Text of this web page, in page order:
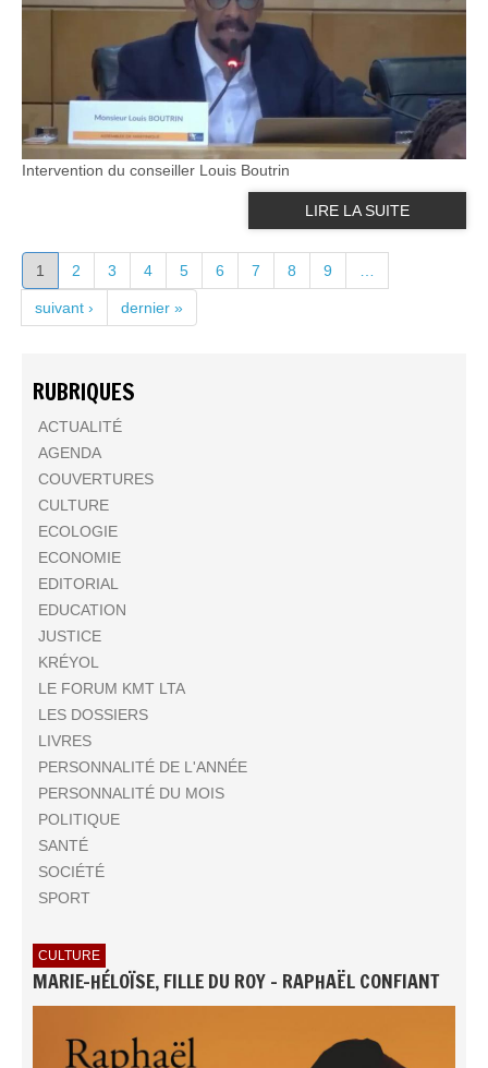
Intervention du conseiller Louis Boutrin
LIRE LA SUITE
PAGES
1 2 3 4 5 6 7 8 9
suivant › dernier »
RUBRIQUES
ACTUALITÉ
AGENDA
COUVERTURES
CULTURE
ECOLOGIE
ECONOMIE
EDITORIAL
EDUCATION
JUSTICE
KRÉYOL
LE FORUM KMT LTA
LES DOSSIERS
LIVRES
PERSONNALITÉ DE L'ANNÉE
PERSONNALITÉ DU MOIS
POLITIQUE
SANTÉ
SOCIÉTÉ
SPORT
CULTURE
MARIE-HÉLOÏSE, FILLE DU ROY - RAPHAËL CONFIANT